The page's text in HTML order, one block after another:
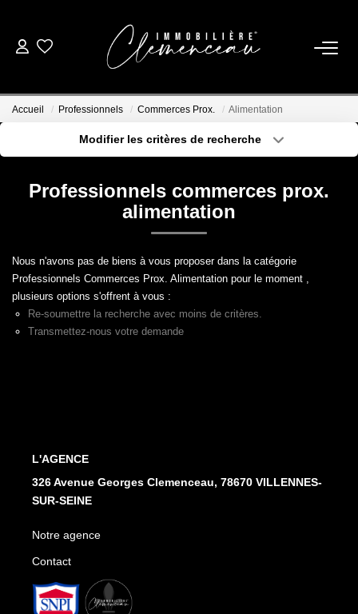
BIENS VENDUS
NOTRE AGENCE
Accueil Professionnels Commerces Prox. Alimentation
Modifier les critères de recherche
Type de bien
Surface min
Créer une alerte
Professionnels commerces prox.
alimentation
Nous n'avons pas de biens à vous proposer dans la catégorie
Professionnels Commerces Prox. Alimentation pour le moment ,
plusieurs options s'offrent à vous :
Re-soumettre la recherche avec moins de critères.
Transmettez-nous votre demande
L'AGENCE
326 Avenue Georges Clemenceau, 78670 VILLENNES-
SUR-SEINE
Notre agence
Contact